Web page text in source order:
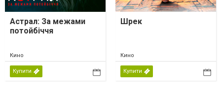
Астрал: За межами
потойбіччя
Кино
Купити
Шрек
Кино
Купити